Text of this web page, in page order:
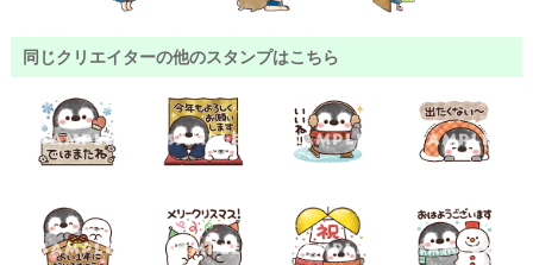
同じクリエイターの他のスタンプはこちら